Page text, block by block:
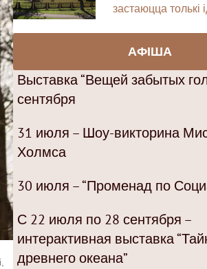
застаюцца толькі
АФІША
Выставка “Вещей забытых
сентября
31 июля – Шоу-викторина
Холмса
30 июля – “Променад по
С 22 июля по 28 сентября –
интерактивная выставка
древнего океана”